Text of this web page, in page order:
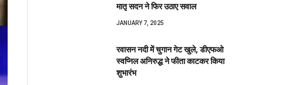
मातृ सदन ने फिर उठाए सवाल
JANUARY 7, 2025
रवासन नदी में चुगान गेट खुले, डीएफओ
स्वप्निल अनिरुद्ध ने फीता काटकर किया
शुभारंभ